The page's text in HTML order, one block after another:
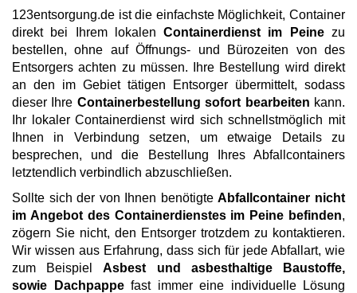
123entsorgung.de ist die einfachste Möglichkeit, Container
direkt bei Ihrem lokalenContainerdienst im Peinezu
bestellen, ohne auf Öffnungs- und Bürozeiten von des
Entsorgers achten zu müssen. Ihre Bestellung wird direkt
an den im Gebiet tätigen Entsorger übermittelt, sodass
dieser Ihre Containerbestellung sofort bearbeiten kann.
Ihr lokaler Containerdienst wird sich schnellstmöglich mit
Ihnen in Verbindung setzen, um etwaige Details zu
besprechen, und die Bestellung Ihres Abfallcontainers
letztendlich verbindlich abzuschließen.
Sollte sich der von Ihnen benötigteAbfallcontainer nicht
im Angebot des Containerdienstes im Peine befinden,
zögern Sie nicht, den Entsorger trotzdem zu kontaktieren.
Wir wissen aus Erfahrung, dass sich für jede Abfallart, wie
zum BeispielAsbest und asbesthaltige Baustoffe,
sowie Dachpappefast immer eine individuelle Lösung